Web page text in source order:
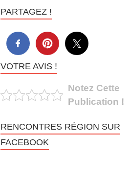
PARTAGEZ !
VOTRE AVIS !
Notez Cette
Publication !
RENCONTRES RÉGION SUR
FACEBOOK